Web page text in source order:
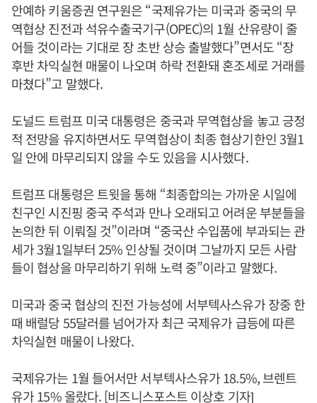
안예하 키움증권 연구원은 “국제유가는 미국과 중국의 무
역협상 진전과 석유수출국기구(OPEC)의 1월 산유량이 줄
어들 것이라는 기대로 장 초반 상승 출발했다”면서도 “장
후반 차익실현 매물이 나오며 하락 전환돼 혼조세로 거래를
마쳤다”고 말했다.
도널드 트럼프 미국 대통령은 중국과 무역협상을 놓고 긍정
적 전망을 유지하면서도 무역협상이 최종 협상기한인 3월1
일 안에 마무리되지 않을 수도 있음을 시사했다.
트럼프 대통령은 트윗을 통해 “최종합의는 가까운 시일에
친구인 시진핑 중국 주석과 만나 오래되고 어려운 부분들을
논의한 뒤 이뤄질 것”이라며 “중국산 수입품에 부과되는 관
세가 3월1일부터 25% 인상될 것이며 그날까지 모든 사람
들이 협상을 마무리하기 위해 노력 중”이라고 말했다.
미국과 중국 협상의 진전 가능성에 서부텍사스유가 장중 한
때 배럴당 55달러를 넘어가자 최근 국제유가 급등에 따른
차익실현 매물이 나왔다.
국제유가는 1월 들어서만 서부텍사스유가 18.5%, 브렌트
유가 15% 올랐다. [비즈니스포스트 이상호 기자]